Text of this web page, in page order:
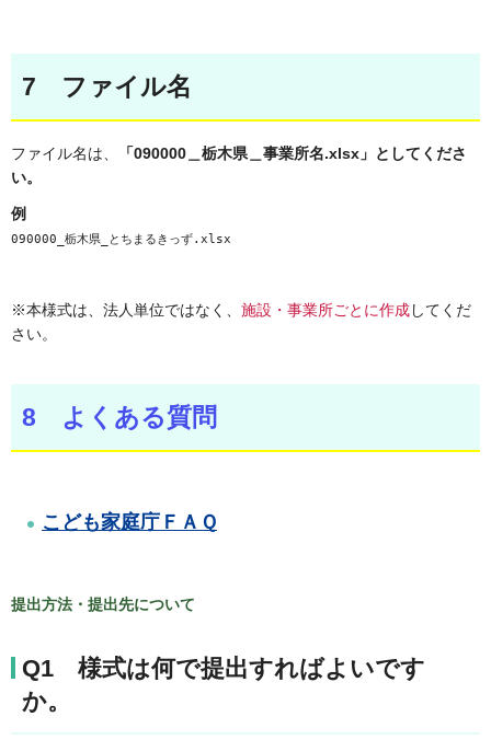
7 ファイル名
ファイル名は、 「090000＿栃木県＿事業所名.xlsx」 としてくださ
い。
例
090000_栃木県_とちまるきっず.xlsx
※本様式は、法人単位ではなく、 施設・事業所ごとに作成してくだ
さい。
8 よくある質問
こども家庭庁ＦＡＱ
提出方法・提出先について
Q1 様式は何で提出すればよいです
か。